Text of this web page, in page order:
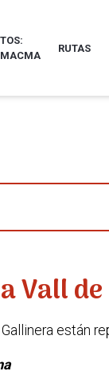
RUTAS
Vall
están